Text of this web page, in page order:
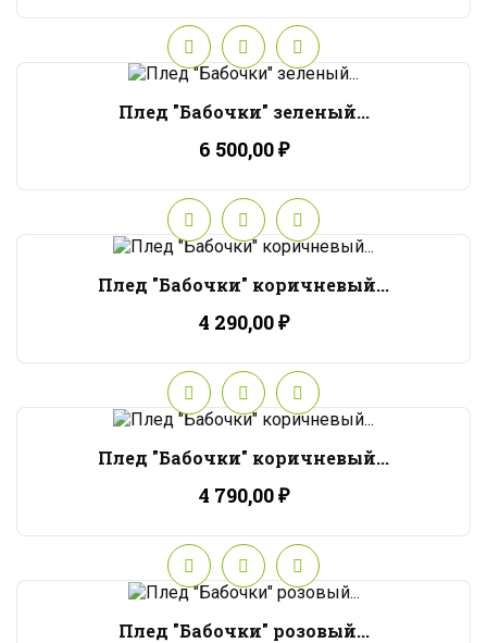
Плед "Бабочки" зеленый...
6 500,00 ₽
Плед "Бабочки" коричневый...
4 290,00 ₽
Плед "Бабочки" коричневый...
4 790,00 ₽
Плед "Бабочки" розовый...